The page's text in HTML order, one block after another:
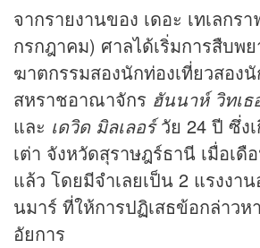
จากรายงานของ เดอะ เทเลกร
กรกฎาคม) ศาลได้เริ่มการสืบพ
ฆาตกรรมสองนักท่องเที่ยวสอง
สหราชอาณาจักร ฮันนาห์ วิทเธ
และ เดวิด มิลเลอร์วัย 24 ปี ซึ่ง
เต่า จังหวัดสุราษฎร์ธานี เมื่อเ
แล้ว โดยมีจำเลยเป็น 2 แรงงา
นมาร์ ที่ให้การปฏิเสธข้อกล่าว
อัยการ